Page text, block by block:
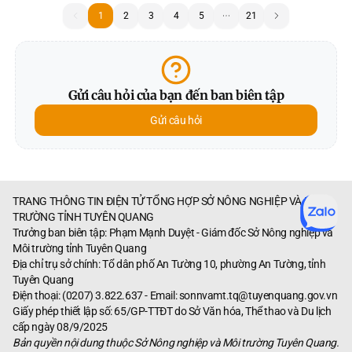
11 2 3 4 5 21
Gửi câu hỏi của bạn đến ban biên tập
Gửi câu hỏi
TRANG THÔNG TIN ĐIỆN TỬ TỔNG HỢP SỞ NÔNG NGHIỆP VÀ MÔI
TRƯỜNG TỈNH TUYÊN QUANG
Trưởng ban biên tập: Phạm Mạnh Duyệt - Giám đốc Sở Nông nghiệp và
Môi trường tỉnh Tuyên Quang
Địa chỉ trụ sở chính: Tổ dân phố An Tường 10, phường An Tường, tỉnh
Tuyên Quang
Điện thoại: (0207) 3.822.637 - Email:sonnvamt.tq@tuyenquang.gov.vn
Giấy phép thiết lập số: 65/GP-TTĐT do Sở Văn hóa, Thể thao và Du lịch
cấp ngày 08/9/2025
Bản quyền nội dung thuộc Sở Nông nghiệp và Môi trường Tuyên Quang.